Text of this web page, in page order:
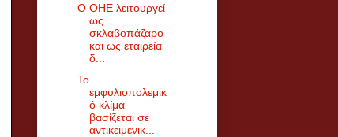
Ο ΟΗΕ λειτουργεί
ως
σκλαβοπάζαρο
και ως εταιρεία
δ...
Το
εμφυλιοπολεμικ
ό κλίμα
βασίζεται σε
αντικειμενικ...